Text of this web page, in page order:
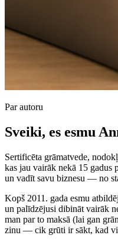
Par autoru
Sveiki, es esmu
Sertificēta grāmatvede,
kas jau vairāk nekā 15 gadus
un vadīt savu biznesu — no
Kopš 2011. gada esmu
un palīdzējusi dibināt vairāk
man par to maksā (lai gan
zinu — cik grūti ir sākt, kad